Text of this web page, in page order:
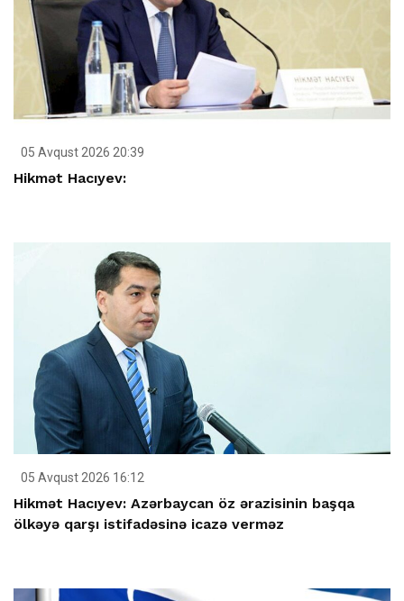
05 Avqust 2026 20:39
Hikmət Hacıyev:
05 Avqust 2026 16:12
Hikmət Hacıyev: Azərbaycan öz ərazisinin başqa
ölkəyə qarşı istifadəsinə icazə verməz